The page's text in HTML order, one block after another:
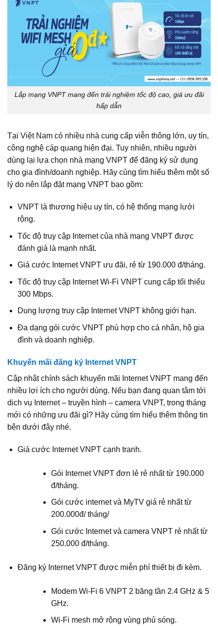
Lắp mạng VNPT mang đến trải nghiệm tốc độ cao, giá ưu đãi
hấp dẫn
Tại Việt Nam có nhiều nhà cung cấp viễn thông lớn, uy tín,
công nghệ cáp quang hiện đại. Tuy nhiên, nhiều người
dùng lại lựa chọn nhà mạng VNPT để đăng ký sử dụng
cho gia đình/doanh nghiệp. Hãy cùng tìm hiểu thêm một số
lý do nên lắp đặt mạng VNPT bao gồm:
VNPT là thương hiệu uy tín, có hệ thống mạng lưới
rộng.
Tốc độ truy cập Internet của nhà mạng VNPT được
đánh giá là mạnh nhất.
Giá cước Internet VNPT ưu đãi, rẻ từ 190.000 đ/tháng.
Tốc độ truy cập Internet Wi‑Fi VNPT cung cấp tối thiểu
300 Mbps.
Dung lượng truy cập Internet VNPT không giới hạn.
Đa dạng gói cước VNPT phù hợp cho cá nhân, hộ gia
đình và doanh nghiệp.
Khuyến mãi đăng ký Internet VNPT
Cập nhật chính sách khuyến mãi Internet VNPT mang đến
nhiều lợi ích cho người dùng. Nếu bạn đang quan tâm tới
dịch vụ Internet – truyền hình – camera VNPT, trong tháng
mới có những ưu đãi gì? Hãy cùng tìm hiểu thêm thông tin
bên dưới đây nhé.
Giá cước Internet VNPT cạnh tranh.
Gói Internet VNPT đơn lẻ rẻ nhất từ 190.000
đ/tháng.
Gói cước internet và MyTV giá rẻ nhất từ
200.000đ/ tháng/
Gói cước Internet và camera VNPT rẻ nhất từ
250.000 đ/tháng.
Đăng ký Internet VNPT được miễn phí thiết bị đi kèm.
Modem Wi‑Fi 6 VNPT 2 băng tần 2.4 GHz & 5
GHz.
Wi‑Fi mesh mở rộng vùng phủ sóng.